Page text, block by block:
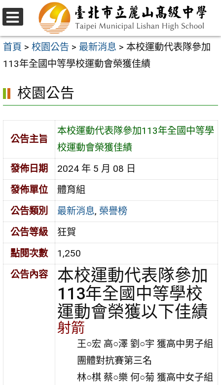
跳
至
主
要
容
區
選
單
首頁 > 校園公告 > 最新消息 > 本校運動代表隊參加
113年全國中等學校運動會榮獲佳績
校園公告
公告主旨
本校運動代表隊參加113年全國中等學
校運動會榮獲佳績
發佈日期
2024 年 5 月 08 日
發佈單位
體育組
公告類別
最新消息, 榮譽榜
公告等級
狂賀
點閱次數
1,250
公告內容
本校運動代表隊參加
113年全國中等學校
運動會榮獲以下佳績
射箭
王○宏 高○澤 劉○宇 獲高中男子組
團體對抗賽第三名
林○棋 蔡○樂 何○菊 獲高中女子組